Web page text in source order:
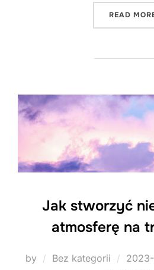
READ
Jak stworzyć
atmosferę na
by Bez kategorii 2023-